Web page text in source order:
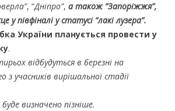
, “Дніпро”, а також “Запоріжжя”,
у півфіналі у статусі “лакі лузера”.
України планується провести у
.
відбудуться в березні на
з учасників вирішальної стадії
визначено пізніше.